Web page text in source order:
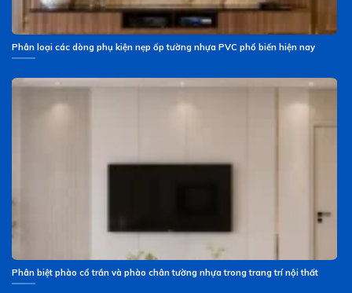
Phân loại các dòng phụ kiện nẹp ốp tường nhựa PVC phổ biến hiện nay
Phân biệt phào cổ trần và phào chân tường nhựa trong trang trí nội thất